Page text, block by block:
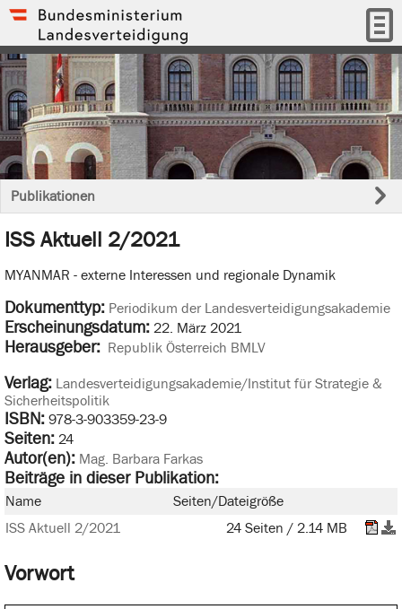
Publikationen
ISS Aktuell 2/2021
MYANMAR - externe Interessen und regionale Dynamik
Dokumenttyp: Periodikum der Landesverteidigungsakademie
Erscheinungsdatum:22. März 2021
Herausgeber: Republik Österreich BMLV
Verlag: Landesverteidigungsakademie/Institut für Strategie &
Sicherheitspolitik
ISBN:978-3-903359-23-9
Seiten:24
Autor(en): Mag. Barbara Farkas
Beiträge in dieser Publikation:
Name
Seiten/Dateigröße
ISS Aktuell 2/2021
24 Seiten / 2.14 MB
Vorwort